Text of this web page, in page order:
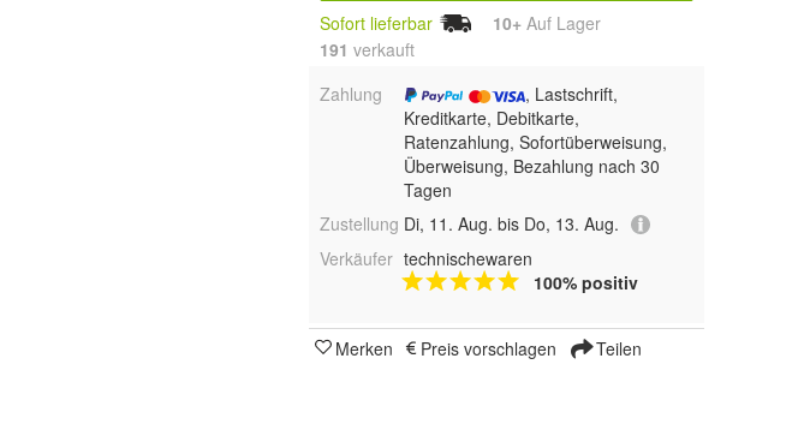
Sofort lieferbar 10+ Auf Lager
191 verkauft
Zahlung
, Lastschrift,
Kreditkarte, Debitkarte,
Ratenzahlung, Sofortüberweisung,
Überweisung, Bezahlung nach 30
Tagen
Zustellung Di, 11. Aug. bis Do, 13. Aug.
Verkäufer technischewaren
100% positiv
Merken Preis vorschlagen Teilen